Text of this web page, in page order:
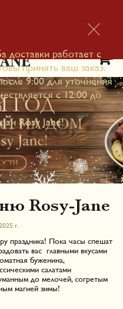
доставки работает с
принять ваш заказ.
9:00 для уточнения
с 12:00 до
Rosy Jane!
Rosy-Jane
г.
праздника! Пока часы спешат
вас главными вкусами
буженина,
салатами
до мелочей, согретым
магией зимы!